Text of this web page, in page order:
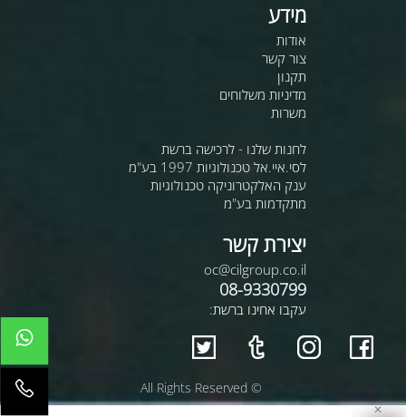
מידע
אודות
צור קשר
תקנון
מדיניות משלוחים
משרות
לחנות שלנו - לרכישה ברשת
לסי.איי.אל טכנולוגיות 1997 בע"מ
ענק האלקטרוניקה טכנולוגיות
מתקדמות בע"מ
יצירת קשר
oc@cilgroup.co.il
08-9330799
עקבו אחינו ברשת:
© All Rights Reserved
✕